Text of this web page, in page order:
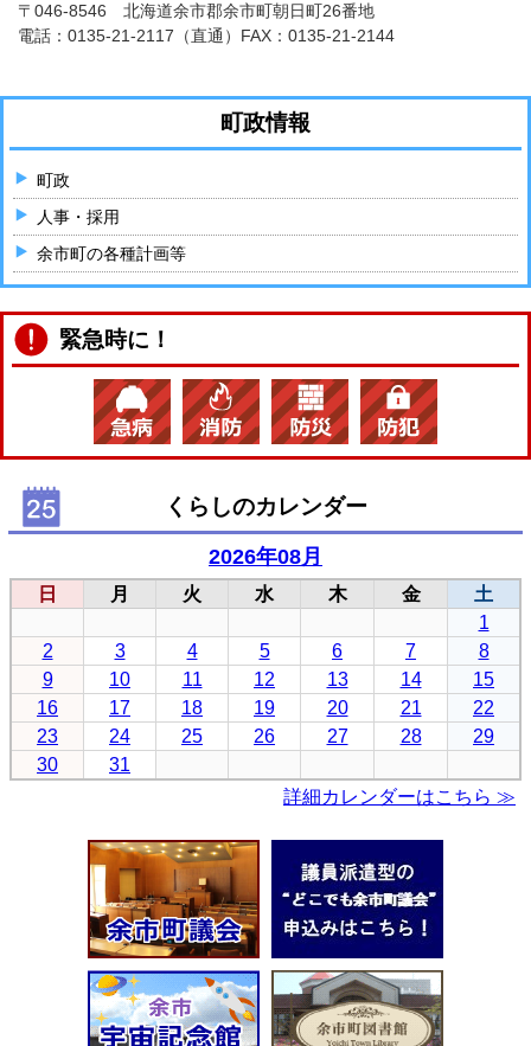
〒046-8546 北海道余市郡余市町朝日町26番地
電話： 0135-21-2117 （直通）FAX：0135-21-2144
町政情報
町政
人事・採用
余市町の各種計画等
緊急時に！
くらしのカレンダー